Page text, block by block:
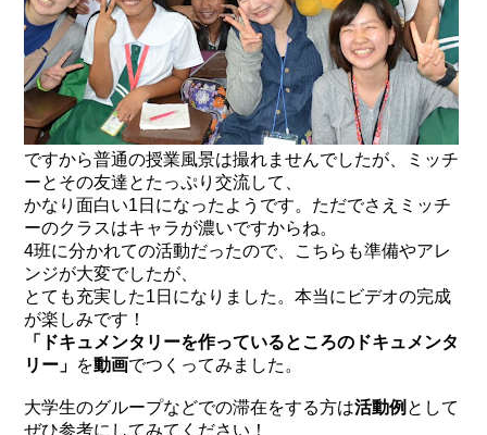
ですから普通の授業風景は撮れませんでしたが、ミッチ
ーとその友達とたっぷり交流して、
かなり面白い1日になったようです。ただでさえミッチ
ーのクラスはキャラが濃いですからね。
4班に分かれての活動だったので、こちらも準備やアレ
ンジが大変でしたが、
とても充実した1日になりました。本当にビデオの完成
が楽しみです！
「ドキュメンタリーを作っているところのドキュメンタ
リー」 を動画でつくってみました。
大学生のグループなどでの滞在をする方は活動例 として
ぜひ参考にしてみてください！